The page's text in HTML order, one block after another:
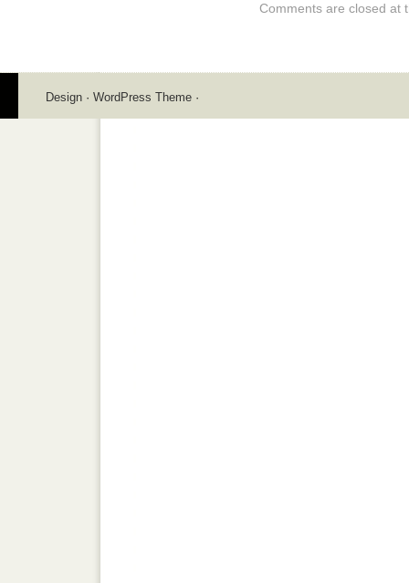
Comments are closed at
Design · WordPress Theme ·